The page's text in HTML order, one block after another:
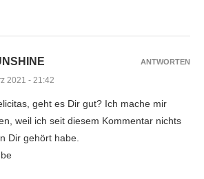
2021 - 21:42
geht es Dir gut? Ich mache mir
weil ich seit diesem Kommentar nichts
Dir gehört habe.
ANTWORTEN